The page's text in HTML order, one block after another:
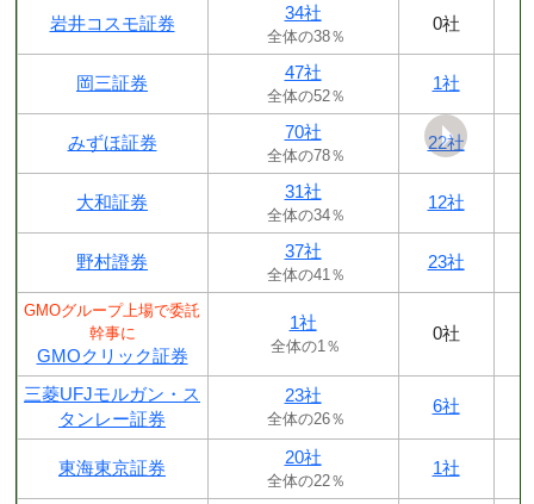
岩井コスモ証券
34社
全体の38％
0社
岡三証券
47社
全体の52％
1社
みずほ証券
70社
全体の78％
22社
大和証券
31社
全体の34％
12社
野村證券
37社
全体の41％
23社
GMOグループ上場で委託
幹事に
GMOクリック証券
1社
全体の1％
0社
三菱UFJモルガン・ス
タンレー証券
23社
全体の26％
6社
東海東京証券
20社
全体の22％
1社